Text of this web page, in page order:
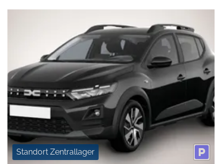
Standort Zentrallager